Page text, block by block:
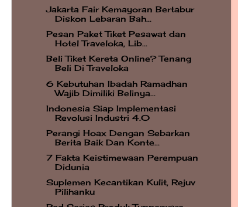
Jakarta Fair Kemayoran Bertabur
Diskon Lebaran Bah...
Pesan Paket Tiket Pesawat dan
Hotel Traveloka, Lib...
Beli Tiket Kereta Online? Tenang
Beli Di Traveloka
6 Kebutuhan Ibadah Ramadhan
Wajib Dimiliki Belinya...
Indonesia Siap Implementasi
Revolusi Industri 4.0
Perangi Hoax Dengan Sebarkan
Berita Baik Dan Konte...
7 Fakta Keistimewaan Perempuan
Didunia
Suplemen Kecantikan Kulit, Rejuv
Pilihanku